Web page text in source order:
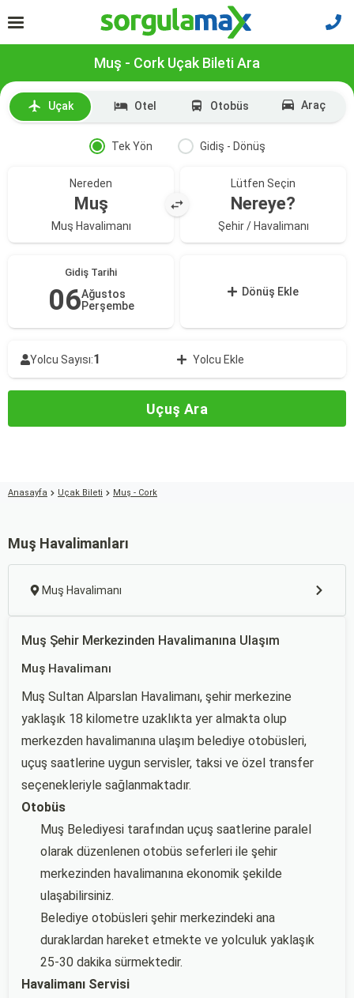
Muş - Cork Uçak Bileti Ara
Uçak Otel Otobüs Araç
Tek Yön Gidiş - Dönüş
Nereden
Muş
Muş Havalimanı
Lütfen Seçin
Nereye?
Şehir / Havalimanı
Gidiş Tarihi
06Ağustos
Perşembe
Dönüş Ekle
Yolcu Sayısı:1 Yolcu Ekle
Uçuş Ara
Anasayfa Uçak Bileti Muş - Cork
Muş Havalimanları
Muş Havalimanı
Muş Şehir Merkezinden Havalimanına Ulaşım
Muş Havalimanı
Muş Sultan Alparslan Havalimanı, şehir merkezine
yaklaşık 18 kilometre uzaklıkta yer almakta olup
merkezden havalimanına ulaşım belediye otobüsleri,
uçuş saatlerine uygun servisler, taksi ve özel transfer
seçenekleriyle sağlanmaktadır.
Otobüs
Muş Belediyesi tarafından uçuş saatlerine paralel
olarak düzenlenen otobüs seferleri ile şehir
merkezinden havalimanına ekonomik şekilde
ulaşabilirsiniz.
Belediye otobüsleri şehir merkezindeki ana
duraklardan hareket etmekte ve yolculuk yaklaşık
25-30 dakika sürmektedir.
Havalimanı Servisi